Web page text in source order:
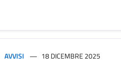
AVVISI 18 DICEMBRE 2025